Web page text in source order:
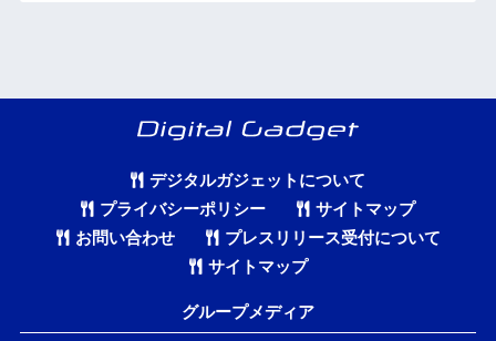
デジタルガジェットについて
プライバシーポリシー
サイトマップ
お問い合わせ
プレスリリース受付について
サイトマップ
グループメディア